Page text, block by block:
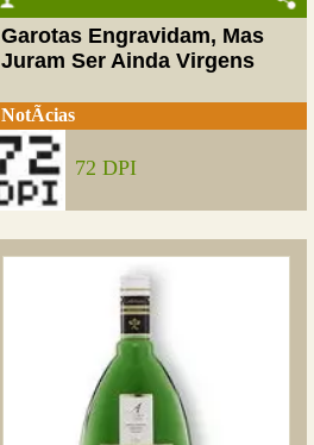
Garotas Engravidam, Mas
Juram Ser Ainda Virgens
NotÃ­cias
72 DPI